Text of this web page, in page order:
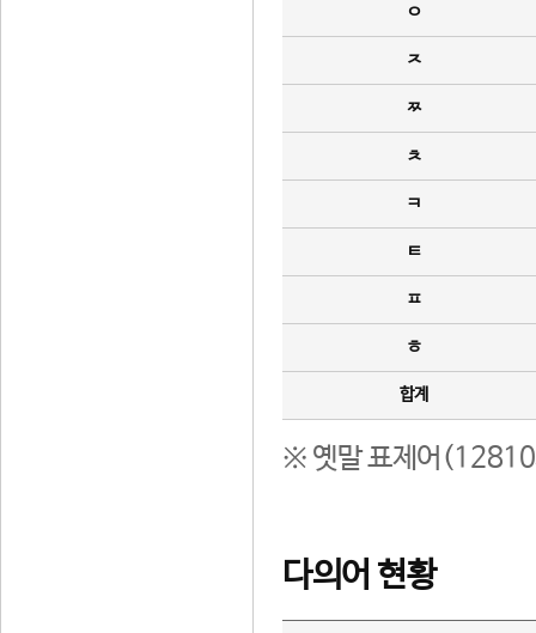
ㅇ
ㅈ
ㅉ
ㅊ
ㅋ
ㅌ
ㅍ
ㅎ
합계
※ 옛말 표제어(12810
다의어 현황